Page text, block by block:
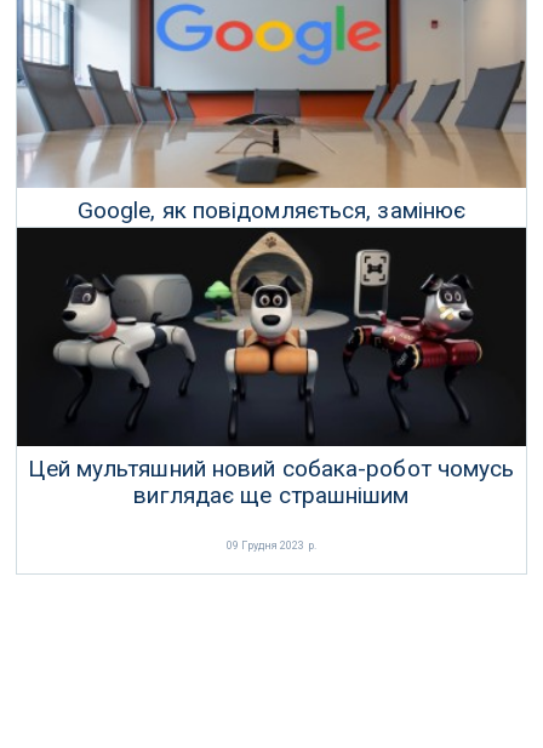
24 Січня 2024 р.
Google, як повідомляється, замінює
співробітників штучним інтелектом
31 Грудня 2023 р.
Цей мультяшний новий собака-робот чомусь
виглядає ще страшнішим
09 Грудня 2023 р.